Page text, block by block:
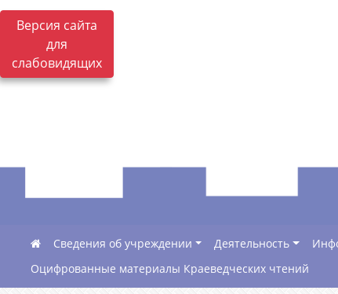
Версия сайта
для
слабовидящих
Сведения об учреждении Деятельность
Оцифрованные материалы Краеведческих чтений